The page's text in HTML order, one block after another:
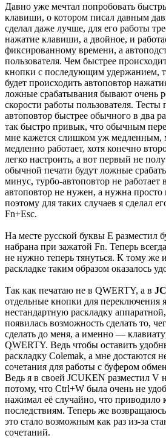
Давно уже мечтал попробовать
клавиши, о котором писал давным
сделал даже лучше, для его работы
нажатие клавиши, а двойное, и
фиксированному времени, а
пользователя. Чем быстрее
кнопки с последующим удержанием,
будет происходить автоповтор
ложные срабатывания бывают очень
скорости работы пользователя. Тесты
автоповтор быстрее обычного в два
так быстро привык, что обычным
мне кажется слишком уж медленным,
медленно работает, хотя конечно
легко настроить, а вот первый не
обычной печати будут ложные
минус, турбо-автоповтор не работает
автоповтор не нужен, а нужна просто
поэтому для таких случаев я сделал
Fn+Esc.
На месте русской буквы Е разместил
набрана при зажатой Fn. Теперь
не нужно теперь тянуться. К тому же и
раскладке таким образом оказалось
Так как печатаю не в QWERTY, а в
отдельные кнопки для переключения
нестандартную раскладку
появилась возможность сделать то,
сделать до меня, а именно —
QWERTY. Ведь чтобы оставить
раскладку Colemak, а мне достаются
сочетания для работы с буфером
Ведь я в своей JCUKEN разместил V
потому, что Ctrl+W была очень не
нажимал её случайно, что приводило
последствиям. Теперь же
это стало возможным как раз из-за
сочетаний.